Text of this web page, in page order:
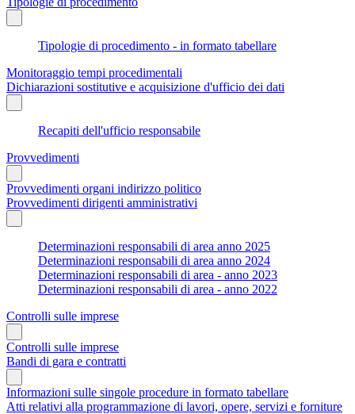
Tipologie di procedimento - in formato tabellare
Monitoraggio tempi procedimentali
Dichiarazioni sostitutive e acquisizione d'ufficio dei dati
Recapiti dell'ufficio responsabile
Provvedimenti
Provvedimenti organi indirizzo politico
Provvedimenti dirigenti amministrativi
Determinazioni responsabili di area anno 2025
Determinazioni responsabili di area anno 2024
Determinazioni responsabili di area - anno 2023
Determinazioni responsabili di area - anno 2022
Controlli sulle imprese
Controlli sulle imprese
Bandi di gara e contratti
Informazioni sulle singole procedure in formato tabellare
Atti relativi alla programmazione di lavori, opere, servizi e forniture